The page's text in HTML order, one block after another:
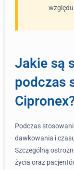
Jakie są
podczas
Podczas
dawkowania i
Szczególną
życia oraz